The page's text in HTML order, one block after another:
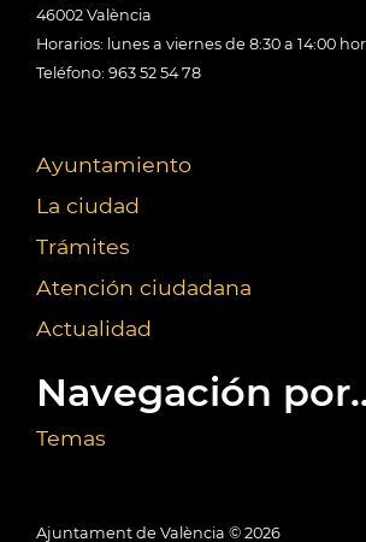
46002 València
Horarios: lunes a viernes de 8:30 a 14:00
Teléfono: 963 52 54 78
Ayuntamiento
La ciudad
Trámites
Atención ciudadana
Actualidad
Navegación
Temas
Ajuntament de València © 2026